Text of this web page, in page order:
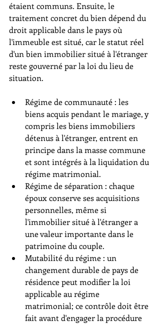
étaient communs. Ensuite, le
traitement concret du bien dépend du
droit applicable dans le pays où
l'immeuble est situé, car le statut réel
d'un bien immobilier situé à l'étranger
reste gouverné par la loi du lieu de
situation.
Régime de communauté : les
biens acquis pendant le mariage, y
compris les biens immobiliers
détenus à l'étranger, entrent en
principe dans la masse commune
et sont intégrés à la liquidation du
régime matrimonial.
Régime de séparation : chaque
époux conserve ses acquisitions
personnelles, même si
l'immobilier situé à l'étranger a
une valeur importante dans le
patrimoine du couple.
Mutabilité du régime : un
changement durable de pays de
résidence peut modifier la loi
applicable au régime
matrimonial; ce contrôle doit être
fait avant d'engager la procédure